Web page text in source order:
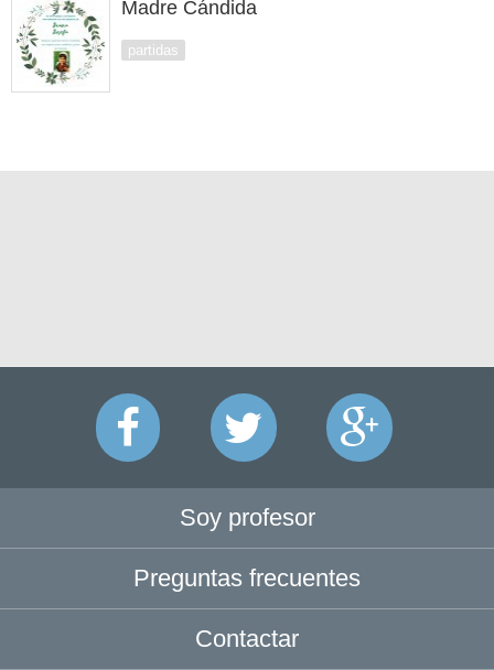
Madre Cándida
partidas
Soy profesor
Preguntas frecuentes
Contactar